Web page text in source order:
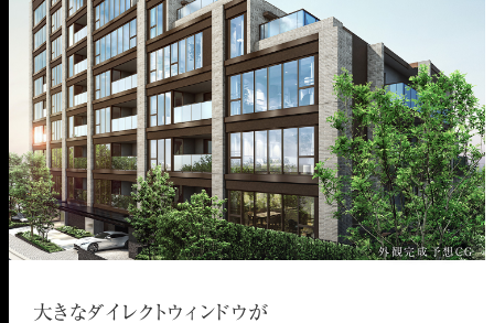
外観完成予想CG
大きなダイレクトウィンドウが